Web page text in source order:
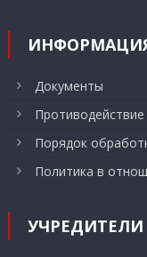
Документы
Противодействие
Порядок
Политика в
УЧРЕДИТЕЛИ